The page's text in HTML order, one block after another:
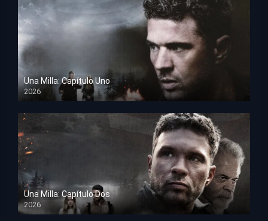
Una Milla: Capítulo Uno
2026
HD 1080p
Una Milla: Capítulo Dos
2026
HD 1080p